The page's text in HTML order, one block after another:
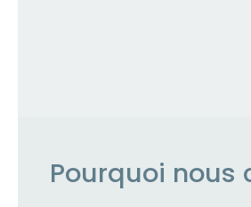
Pourquoi nous